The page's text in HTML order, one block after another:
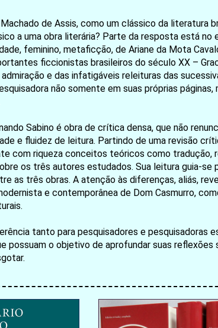
お買い物を続ける カートへ進む
de Assis, como um clássico da literatura
a uma obra literária? Parte da resposta está
feminino, metaficção, de Ariane da Mota
ficcionistas brasileiros do século XX –
e das infatigáveis releituras das
não somente em suas próprias
Sabino é obra de crítica densa, que não
e fluidez de leitura. Partindo de uma revisão
com riqueza conceitos teóricos como tradução,
os três autores estudados. Sua leitura guia-se
as três obras. A atenção às diferenças, aliás,
e contemporânea de Dom Casmurro,
tanto para pesquisadores e pesquisadoras
possuam o objetivo de aprofundar suas